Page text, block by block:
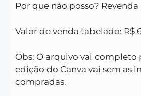
Por que não posso? Revenda
Valor de venda tabelado: R$
Obs: O arquivo vai
edição do Canva vai sem as
compradas.